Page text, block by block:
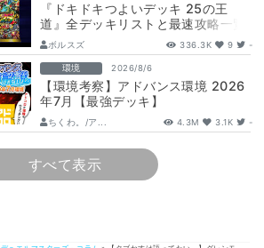
『ドキドキつよいデッキ 25の王
道』全デッキリストと最速攻略一覧
【DM26-SD1】
ボルスズ 336.3K 9 -
環境 2026/8/6
【環境考察】アドバンス環境 2026
年7月【最強デッキ】
ちくわ。/ア... 4.3M 3.1K -
すべて表示